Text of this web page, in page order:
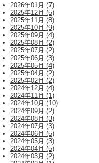
2026年01月 (7)
2025年12月 (5)
2025年11月 (8)
2025年10月 (9)
2025年09月 (4)
2025年08月 (2)
2025年07月 (2)
2025年06月 (3)
2025年05月 (4)
2025年04月 (2)
2025年02月 (2)
2024年12月 (4)
2024年11月 (1)
2024年10月 (10)
2024年09月 (2)
2024年08月 (3)
2024年07月 (3)
2024年06月 (5)
2024年05月 (3)
2024年04月 (5)
2024年03月 (2)